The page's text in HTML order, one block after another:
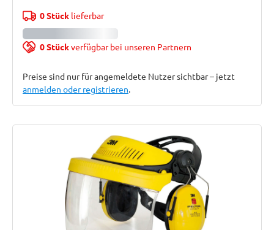
0 Stücklieferbar
0 Stückverfügbar bei unseren Partnern
Preise sind nur für angemeldete Nutzer sichtbar – jetzt
anmelden oder registrieren.